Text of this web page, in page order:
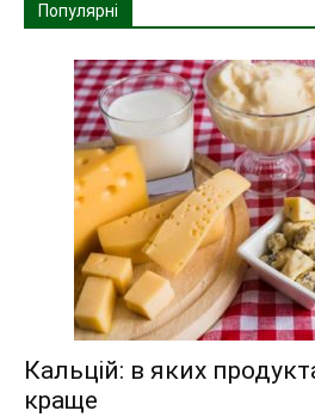
Популярні
Кальцій: в яких
краще